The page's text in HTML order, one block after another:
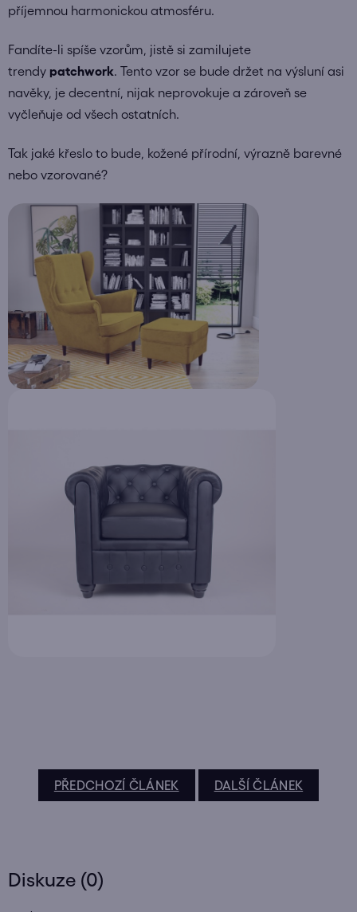
příjemnou harmonickou atmosféru.
Fandíte-li spíše vzorům, jistě si zamilujete
trendy patchwork. Tento vzor se bude držet na výsluní asi
navěky, je decentní, nijak neprovokuje a zároveň se
vyčleňuje od všech ostatních.
Tak jaké křeslo to bude, kožené přírodní, výrazně barevné
nebo vzorované?
PŘEDCHOZÍ ČLÁNEK DALŠÍ ČLÁNEK
Diskuze (0)